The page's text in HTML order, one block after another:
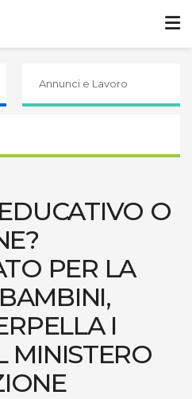
Annunci e Lavoro
O
PER LA
I
MINISTERO